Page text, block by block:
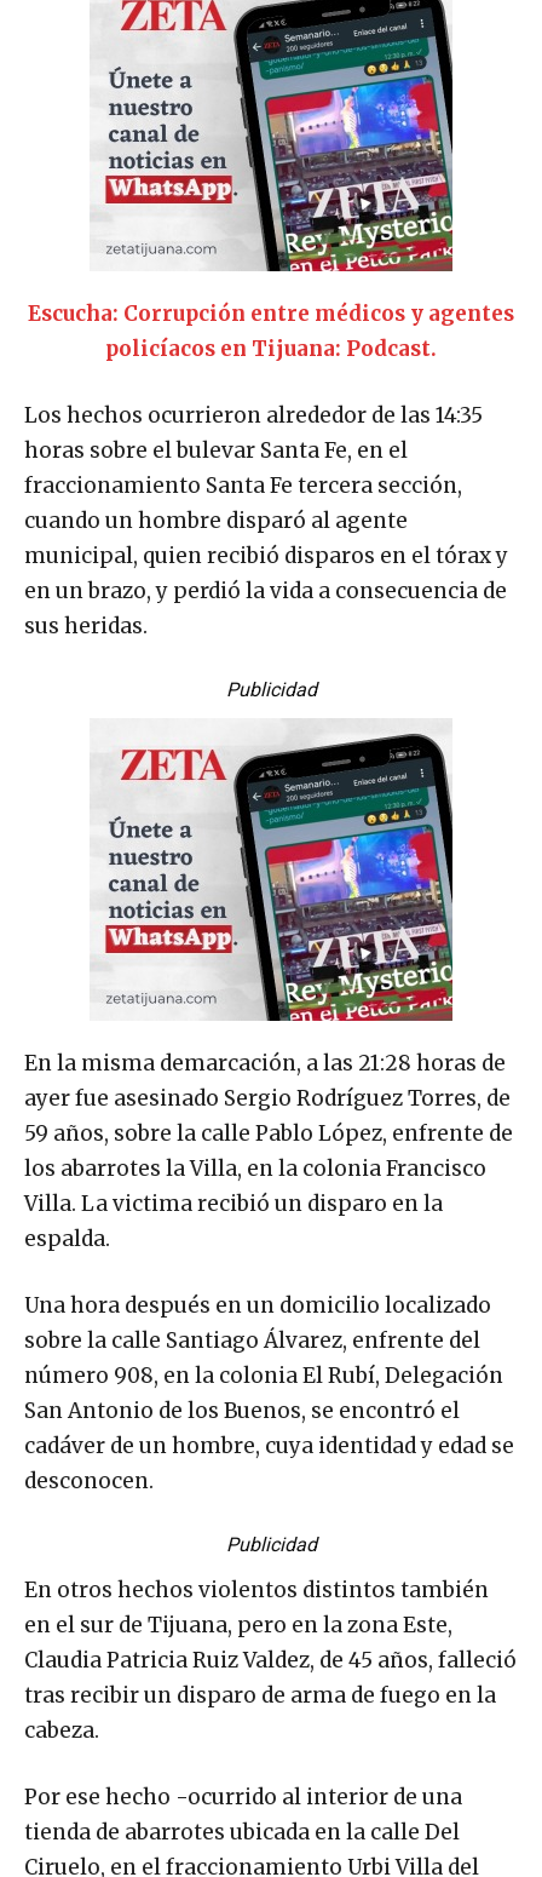
Escucha: Corrupción entre médicos y agentes
policíacos en Tijuana: Podcast.
Los hechos ocurrieron alrededor de las 14:35
horas sobre el bulevar Santa Fe, en el
fraccionamiento Santa Fe tercera sección,
cuando un hombre disparó al agente
municipal, quien recibió disparos en el tórax y
en un brazo, y perdió la vida a consecuencia de
sus heridas.
Publicidad
En la misma demarcación, a las 21:28 horas de
ayer fue asesinado Sergio Rodríguez Torres, de
59 años, sobre la calle Pablo López, enfrente de
los abarrotes la Villa, en la colonia Francisco
Villa. La victima recibió un disparo en la
espalda.
Una hora después en un domicilio localizado
sobre la calle Santiago Álvarez, enfrente del
número 908, en la colonia El Rubí, Delegación
San Antonio de los Buenos, se encontró el
cadáver de un hombre, cuya identidad y edad se
desconocen.
Publicidad
En otros hechos violentos distintos también
en el sur de Tijuana, pero en la zona Este,
Claudia Patricia Ruiz Valdez, de 45 años, falleció
tras recibir un disparo de arma de fuego en la
cabeza.
Por ese hecho -ocurrido al interior de una
tienda de abarrotes ubicada en la calle Del
Ciruelo, en el fraccionamiento Urbi Villa del